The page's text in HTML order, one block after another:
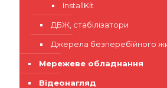
InstallKit
ДБЖ, стабілізатори
Джерела безперебійного
Мережеве обладнання
Відеонагляд